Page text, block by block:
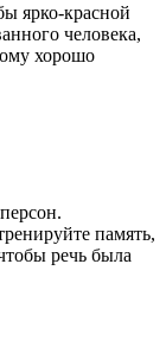
ярко-красной
человека,
хорошо
память,
речь была